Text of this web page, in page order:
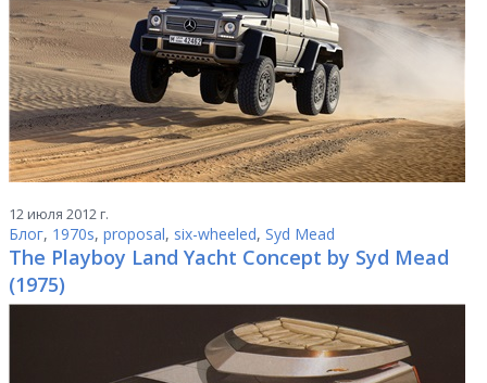
12 июля 2012 г.
Блог, 1970s, proposal, six-wheeled, Syd Mead
The Playboy Land Yacht Concept by Syd Mead
(1975)